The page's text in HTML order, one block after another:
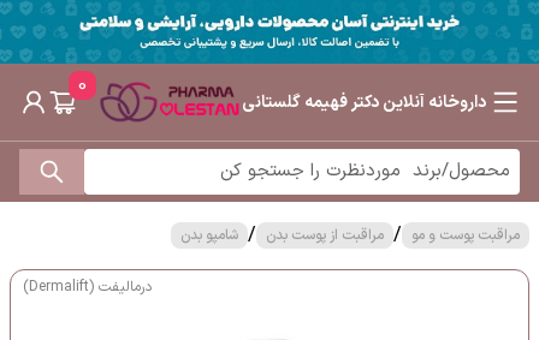
داروخانه آنلاین دکتر فهیمه گلستانی
0
مراقبت پوست و مو / مراقبت از پوست بدن / شامپو بدن
درمالیفت (Dermalift)